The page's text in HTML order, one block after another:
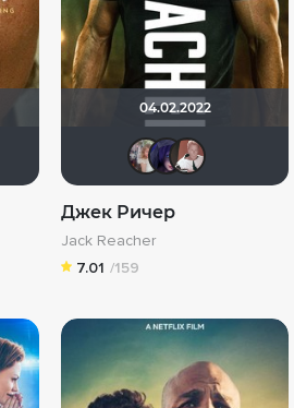
aodinchov7969
04.02.2022
Джек Ричер
Jack Reacher
7.01 /159